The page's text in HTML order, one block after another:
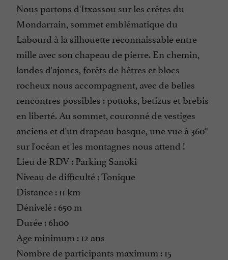
Nous partons d'Itxassou sur les crêtes du
Mondarrain, sommet emblématique du
Labourd à la silhouette reconnaissable entre
mille avec son chapeau de pierre. En chemin,
landes d'ajoncs, forêts de hêtres et blocs
rocheux nous accompagnent, avec de belles
rencontres possibles : pottoks, betizus et brebis
en liberté. Au sommet, couronné de vestiges
anciens et d'un drapeau basque, une vue à 360°
sur l'océan et les montagnes nous attend !
Lieu de RDV : Parking Sanoki
Niveau de difficulté : Tonique
Distance : 11 km
Dénivelé : 650 m
Durée : 6h00
Age minimum : 12 ans
Nombre de participants maximum : 15